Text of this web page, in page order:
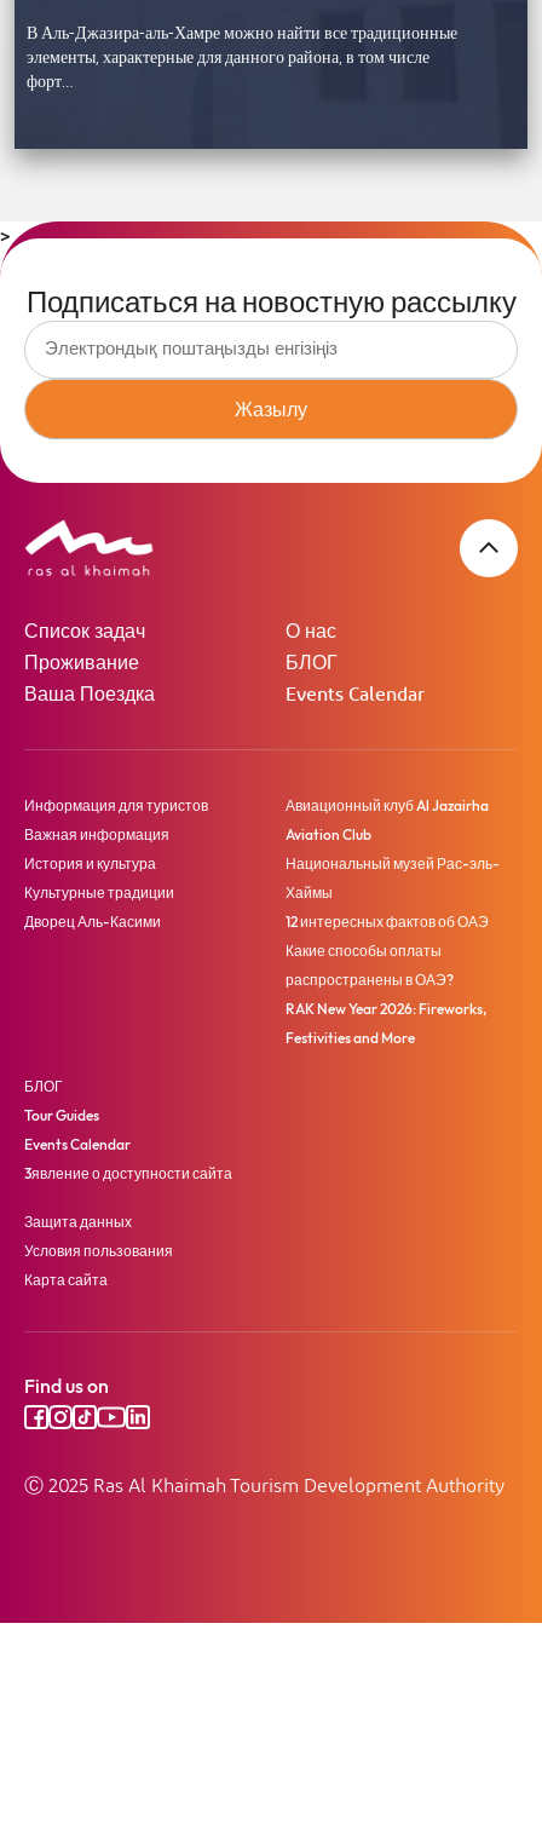
В Аль-Джазира-аль-Хамре можно найти все традиционные
элементы, характерные для данного района, в том числе
форт…
>
Подписаться на новостную рассылку
Жазылу
Список задач
Проживание
Ваша Поездка
О нас
БЛОГ
Events Calendar
Информация для туристов
Важная информация
История и культура
Культурные традиции
Дворец Аль-Касими
Авиационный клуб Al Jazairha
Aviation Club
Национальный музей Рас-эль-
Хаймы
12 интересных фактов об ОАЭ
Какие способы оплаты
распространены в ОАЭ?
RAK New Year 2026: Fireworks,
Festivities and More
БЛОГ
Tour Guides
Events Calendar
3явление о доступности сайта
Защита данных
Условия пользования
Карта сайта
Find us on
Ⓒ 2025 Ras Al Khaimah Tourism Development Authority